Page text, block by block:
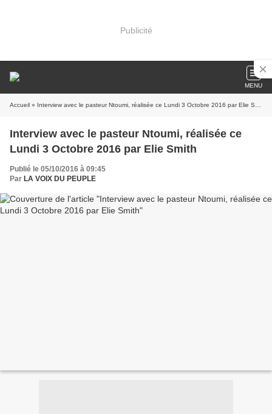
Publicité
MENU
Accueil » Interview avec le pasteur Ntoumi, réalisée ce Lundi 3 Octobre 2016 par Elie Smith
Interview avec le pasteur Ntoumi, réalisée ce
Lundi 3 Octobre 2016 par Elie Smith
Publié le 05/10/2016 à 09:45
Par LA VOIX DU PEUPLE